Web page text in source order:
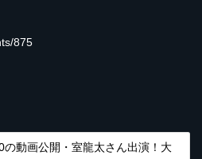
875
の動画公開・室龍太さん出演！大